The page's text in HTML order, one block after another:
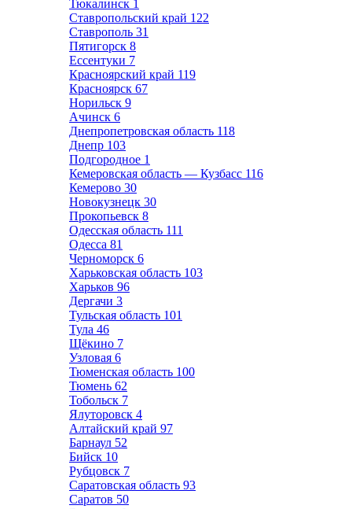
Тюкалинск 1
Ставропольский край 122
Ставрополь 31
Пятигорск 8
Ессентуки 7
Красноярский край 119
Красноярск 67
Норильск 9
Ачинск 6
Днепропетровская область 118
Днепр 103
Подгородное 1
Кемеровская область — Кузбасс 116
Кемерово 30
Новокузнецк 30
Прокопьевск 8
Одесская область 111
Одесса 81
Черноморск 6
Харьковская область 103
Харьков 96
Дергачи 3
Тульская область 101
Тула 46
Щёкино 7
Узловая 6
Тюменская область 100
Тюмень 62
Тобольск 7
Ялуторовск 4
Алтайский край 97
Барнаул 52
Бийск 10
Рубцовск 7
Саратовская область 93
Саратов 50